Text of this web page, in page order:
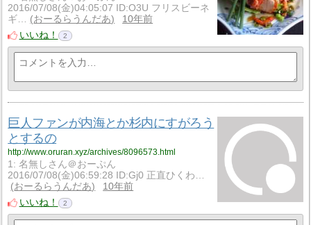
2016/07/08(金)04:05:07 ID:O3U フリスビーネ
ギ…
おーるらうんだあ
10年前
いいね！
2
巨人ファンが内海とか杉内にすがろう
とするの
http://www.oruran.xyz/archives/8096573.html
1: 名無しさん＠おーぷん
2016/07/08(金)06:59:28 ID:Gj0 正直ひくわ…
おーるらうんだあ
10年前
いいね！
2